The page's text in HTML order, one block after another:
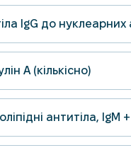
IgG до нуклеарних
A (кількісно)
антитіла, IgМ +